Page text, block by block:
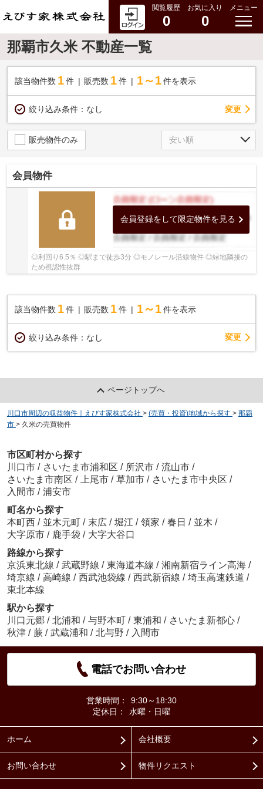
閲覧履歴
0
お気に入り
0
メニュー
那覇市久米 不動産一覧
該当物件数 1件 販売数 1 件 1～1 件を表示
絞り込み条件： なし 変更
販売物件のみ
会員物件
会員登録をして限定物件を見る
◎利回り6.5％ ◎駅まで徒歩3分 ◎モノレール沿線物件 ◎緑地隣接の
ため視認性抜群
該当物件数 1件 販売数 1 件 1～1 件を表示
絞り込み条件： なし 変更
ページトップへ
川口市周辺の収益物件｜えびす家株式会社 > (売買・投資)地域から探す > 那覇
市 > 久米の売買物件
市区町村から探す
川口市 / さいたま市浦和区 / 所沢市 / 流山市 /
さいたま市南区 / 上尾市 / 草加市 / さいたま市中央区 /
入間市 / 浦安市
町名から探す
本町西 / 並木元町 / 末広 / 堀江 / 領家 / 春日 / 並木 /
大字原市 / 鹿手袋 / 大字大谷口
路線から探す
京浜東北線 / 武蔵野線 / 東海道本線 / 湘南新宿ライン高海 /
埼京線 / 高崎線 / 西武池袋線 / 西武新宿線 / 埼玉高速鉄道 /
東北本線
駅から探す
川口元郷 / 北浦和 / 与野本町 / 東浦和 / さいたま新都心 /
秋津 / 蕨 / 武蔵浦和 / 北与野 / 入間市
電話でお問い合わせ
営業時間：
9:30～18:30
定休日：
水曜・日曜
ホーム 会社概要
お問い合わせ 物件リクエスト